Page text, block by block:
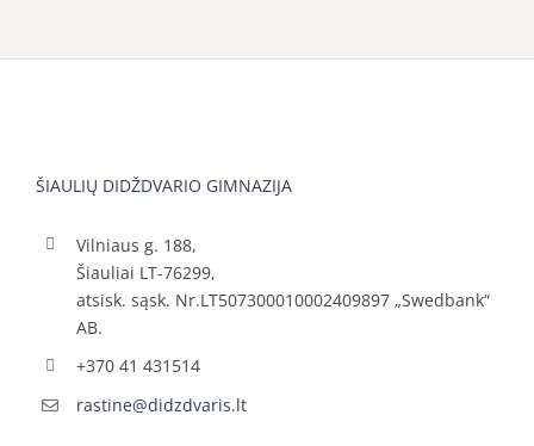
ŠIAULIŲ DIDŽDVARIO GIMNAZIJA
Vilniaus g. 188,
Šiauliai LT-76299,
atsisk. sąsk. Nr.LT507300010002409897 „Swedbank“
AB.
+370 41 431514
rastine@didzdvaris.lt